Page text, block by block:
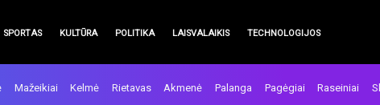
SPORTAS KULTŪRA POLITIKA LAISVALAIKIS TECHNOLOGIJOS
Mažeikiai Kelmė Rietavas Akmenė Palanga Pagėgiai Raseiniai